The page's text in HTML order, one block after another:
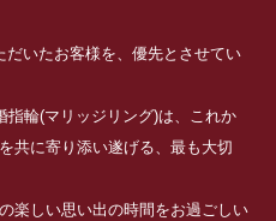
いたお客様を、優先とさせてい
指輪(マリッジリング)は、これか
共に寄り添い遂げる、最も大切
楽しい思い出の時間をお過ごしい